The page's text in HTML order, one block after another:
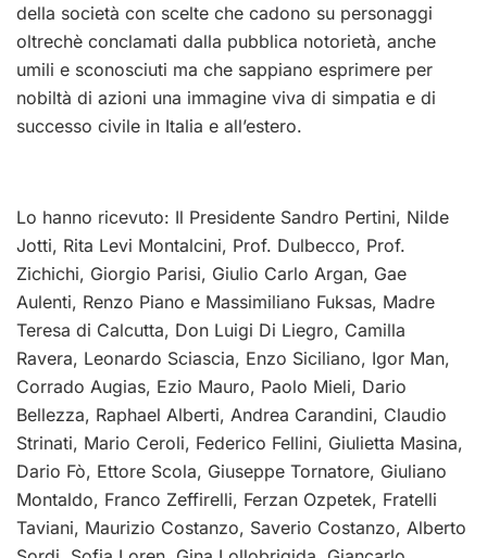
della società con scelte che cadono su personaggi
oltrechè conclamati dalla pubblica notorietà, anche
umili e sconosciuti ma che sappiano esprimere per
nobiltà di azioni una immagine viva di simpatia e di
successo civile in Italia e all’estero.
Lo hanno ricevuto: Il Presidente Sandro Pertini, Nilde
Jotti, Rita Levi Montalcini, Prof. Dulbecco, Prof.
Zichichi, Giorgio Parisi, Giulio Carlo Argan, Gae
Aulenti, Renzo Piano e Massimiliano Fuksas, Madre
Teresa di Calcutta, Don Luigi Di Liegro, Camilla
Ravera, Leonardo Sciascia, Enzo Siciliano, Igor Man,
Corrado Augias, Ezio Mauro, Paolo Mieli, Dario
Bellezza, Raphael Alberti, Andrea Carandini, Claudio
Strinati, Mario Ceroli, Federico Fellini, Giulietta Masina,
Dario Fò, Ettore Scola, Giuseppe Tornatore, Giuliano
Montaldo, Franco Zeffirelli, Ferzan Ozpetek, Fratelli
Taviani, Maurizio Costanzo, Saverio Costanzo, Alberto